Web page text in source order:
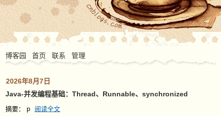
博客园 首页 联系 管理
2026年8月7日
Java-并发编程基础：Thread、Runnable、synchronized
摘要： p 阅读全文